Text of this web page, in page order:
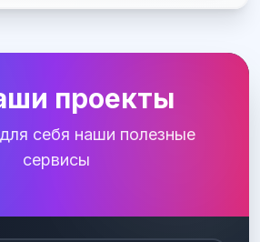
проекты
себя наши полезные
сервисы